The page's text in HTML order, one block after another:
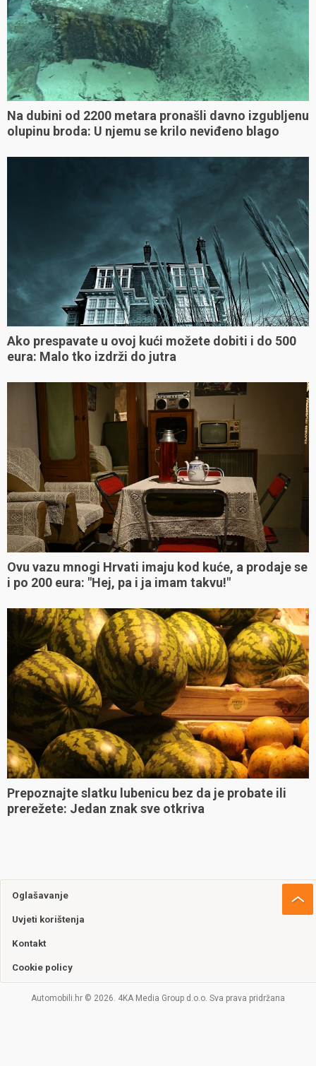
Na dubini od 2200 metara pronašli davno izgubljenu
olupinu broda: U njemu se krilo neviđeno blago
Ako prespavate u ovoj kući možete dobiti i do 500
eura: Malo tko izdrži do jutra
Ovu vazu mnogi Hrvati imaju kod kuće, a prodaje se
i po 200 eura: "Hej, pa i ja imam takvu!"
Prepoznajte slatku lubenicu bez da je probate ili
prerežete: Jedan znak sve otkriva
Oglašavanje
Uvjeti korištenja
Kontakt
Cookie policy
Automobili.hr © 2026. 4KA Media Group d.o.o. Sva prava pridržana